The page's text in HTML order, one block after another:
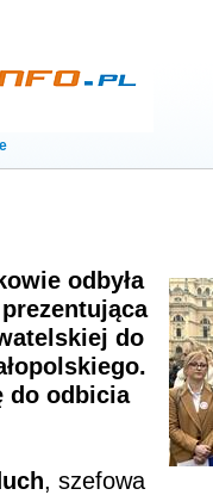
odbyła
do
do odbicia
, szefowa